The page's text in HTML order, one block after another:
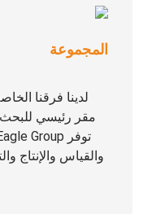
المجموعة
لدينا فرقنا
مقر رئيسي
والقياس والإنتاج